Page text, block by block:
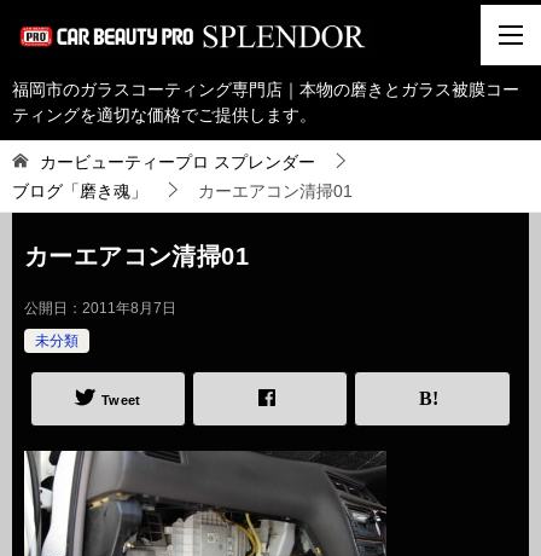
福岡市のガラスコーティング専門店｜本物の磨きとガラス被膜コー
ティングを適切な価格でご提供します。
カービューティープロ スプレンダー
ブログ「磨き魂」
カーエアコン清掃01
カーエアコン清掃01
公開日： 2011年8月7日
未分類
Tweet